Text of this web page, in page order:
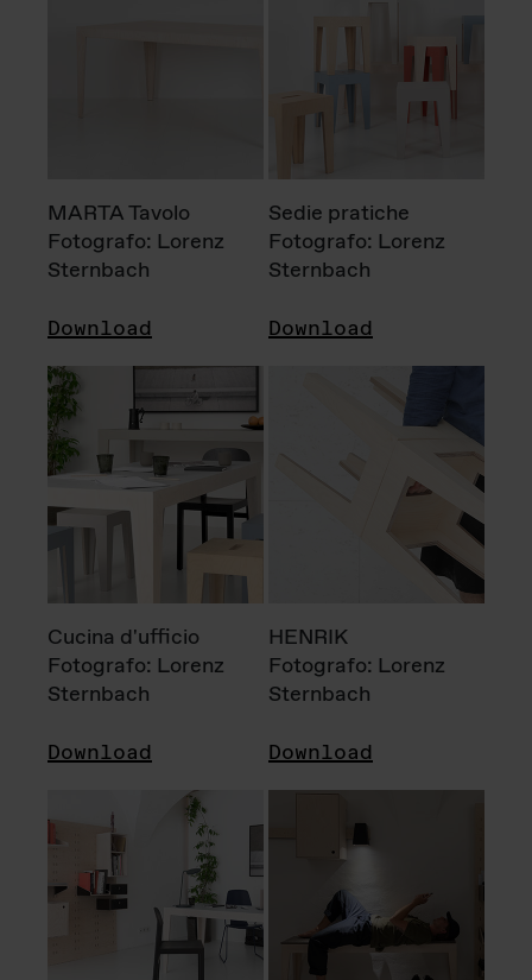
MARTA Tavolo
Fotografo: Lorenz
Sternbach
Download
Sedie pratiche
Fotografo: Lorenz
Sternbach
Download
Cucina d'ufficio
Fotografo: Lorenz
Sternbach
Download
HENRIK
Fotografo: Lorenz
Sternbach
Download